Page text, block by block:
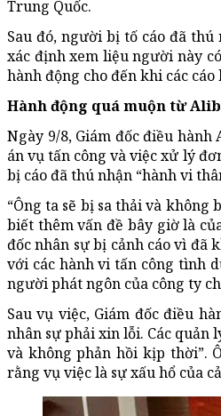
Trung Quốc.
Sau đó, người bị tố cáo đã
xác định xem liệu người này
hành động cho đến khi các
Hành động quá muộn từ
Ngày 9/8, Giám đốc điều
án vụ tấn công và việc xử lý
bị cáo đã thú nhận “hành vi
“Ông ta sẽ bị sa thải và
biết thêm vấn đề bây giờ là
đốc nhân sự bị cảnh cáo vì đã
với các hành vi tấn công tình
người phát ngôn của công ty
Sau vụ việc, Giám đốc điều
nhân sự phải xin lỗi. Các
và không phản hồi kịp thời”.
rằng vụ việc là sự xấu hổ của